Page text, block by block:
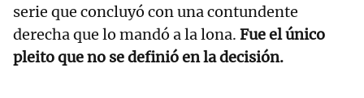
serie que concluyó con una contundente
derecha que lo mandó a la lona. Fue el único
pleito que no se definió en la decisión.